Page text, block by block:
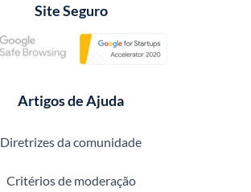
Site Seguro
Artigos de Ajuda
Diretrizes da comunidade
Critérios de moderação